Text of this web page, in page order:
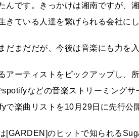
んです。きっかけは湘南ですが、
きている人達を繋げられる会社に
だまだだが、今後は音楽にも力を
アーティストをピックアップし
などの音楽ストリーミング
で楽曲リストを10月29日に先行公
[GARDEN]のヒットで知られる